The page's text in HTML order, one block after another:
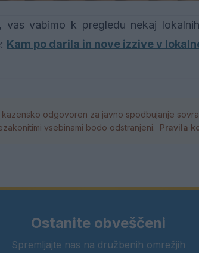
vabimo k pregledu nekaj
Kam po darila in nove izzive v
odgovoren za javno spodbujanje
vsebinami bodo odstranjeni. Pravila
Ostanite obveščeni
Spremljajte nas na družbenih omrežjih